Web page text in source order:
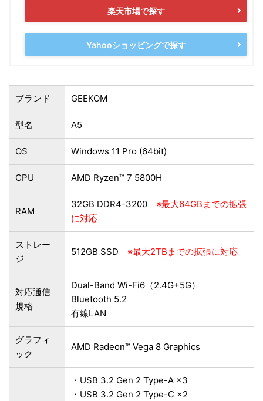
楽天市場で探す
Yahooショッピングで探す
ブランド GEEKOM
型名 A5
OS Windows 11 Pro (64bit)
CPU AMD Ryzen™ 7 5800H
RAM
32GB ‎DDR4-3200 ※最大64GBまでの拡張
に対応
ストレー
ジ
512GB SSD ※最大2TBまでの拡張に対応
対応通信
規格
Dual-Band Wi-Fi6（2.4G+5G）
Bluetooth 5.2
有線LAN
グラフィ
ック
‎AMD Radeon™ Vega 8 Graphics
・USB 3.2 Gen 2 Type-A ×3
・USB 3.2 Gen 2 Type-C ×2